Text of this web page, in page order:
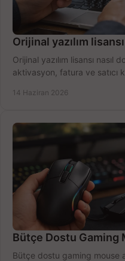
Orijinal yazılım
Orijinal yazılım lisansı nasıl
aktivasyon, fatura ve satıcı
14 Haziran 2026
Bütçe Dostu Gaming
Bütçe dostu gaming mouse